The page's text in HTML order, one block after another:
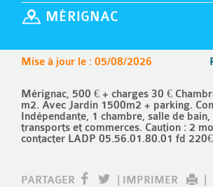
MÉRIGNAC
Mise à jour le : 05/08/2026
Mérignac, 500 € + charges 30 €
m2. Avec Jardin 1500m2 + parking.
Indépendante, 1 chambre, salle de
transports et commerces. Caution : 2
contacter LADP 05.56.01.80.01 fd 220€
PARTAGER IMPRIMER